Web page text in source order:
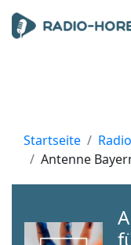
Startseite
Antenne